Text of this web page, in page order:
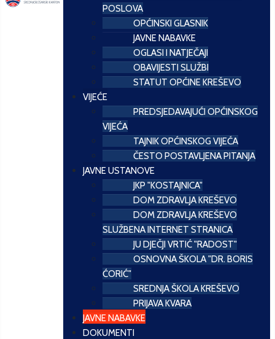
POSLOVA
OPĆINSKI GLASNIK
JAVNE NABAVKE
OGLASI I NATJEČAJI
OBAVIJESTI SLUŽBI
STATUT OPĆINE KREŠEVO
VIJEĆE
PREDSJEDAVAJUĆI OPĆINSKOG
VIJEĆA
TAJNIK OPĆINSKOG VIJEĆA
ČESTO POSTAVLJENA PITANJA
JAVNE USTANOVE
JKP "KOSTAJNICA"
DOM ZDRAVLJA KREŠEVO
DOM ZDRAVLJA KREŠEVO
SLUŽBENA INTERNET STRANICA
JU DJEČJI VRTIĆ "RADOST"
OSNOVNA ŠKOLA "DR. BORIS
ĆORIĆ"
SREDNJA ŠKOLA KREŠEVO
PRIJAVA KVARA
JAVNE NABAVKE
DOKUMENTI